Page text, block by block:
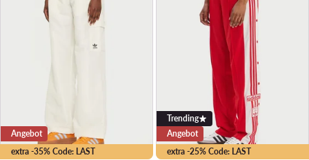
extra -35% Code: LAST
Angebot
extra -25% Code: LAST
Trending
Angebot